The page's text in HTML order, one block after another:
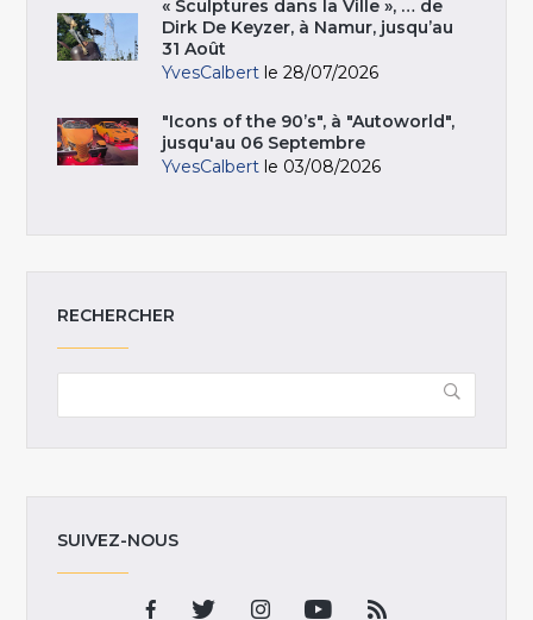
« Sculptures dans la Ville », … de
Dirk De Keyzer, à Namur, jusqu’au
31 Août
YvesCalbert le 28/07/2026
"Icons of the 90’s", à "Autoworld",
jusqu'au 06 Septembre
YvesCalbert le 03/08/2026
RECHERCHER
SUIVEZ-NOUS